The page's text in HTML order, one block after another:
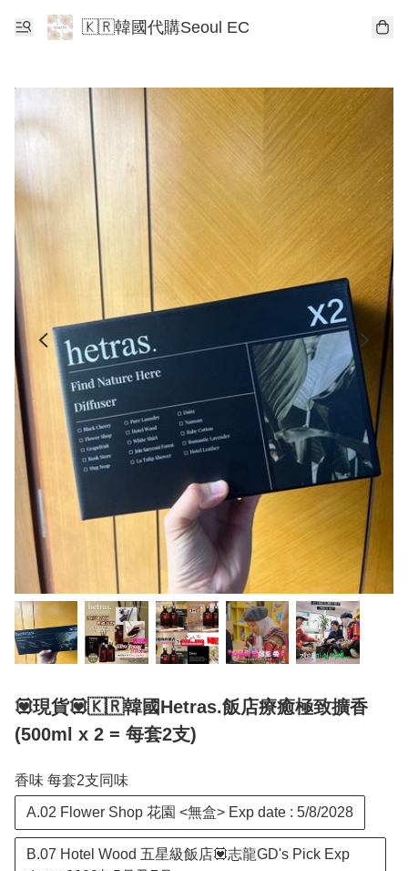
🇰🇷韓國代購Seoul EC
💟現貨💟🇰🇷韓國Hetras.飯店療癒極致擴香
(500ml x 2 = 每套2支)
香味 每套2支同味
A.02 Flower Shop 花園 <無盒> Exp date : 5/8/2028
B.07 Hotel Wood 五星級飯店💟志龍GD's Pick Exp